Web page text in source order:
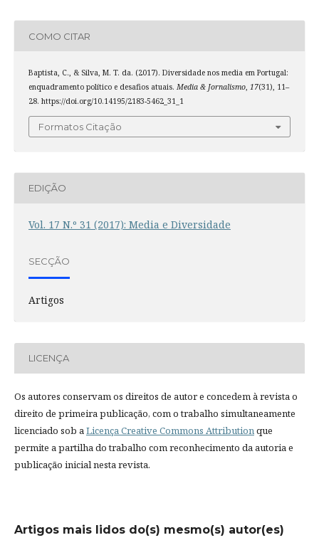
COMO CITAR
Baptista, C., & Silva, M. T. da. (2017). Diversidade nos media em Portugal:
enquadramento político e desafios atuais. Media & Jornalismo, 17(31), 11–
28. https://doi.org/10.14195/2183-5462_31_1
Formatos Citação
EDIÇÃO
Vol. 17 N.º 31 (2017): Media e Diversidade
SECÇÃO
Artigos
LICENÇA
Os autores conservam os direitos de autor e concedem à revista o
direito de primeira publicação, com o trabalho simultaneamente
licenciado sob aLicença Creative Commons Attributionque
permite a partilha do trabalho com reconhecimento da autoria e
publicação inicial nesta revista.
Artigos mais lidos do(s) mesmo(s) autor(es)